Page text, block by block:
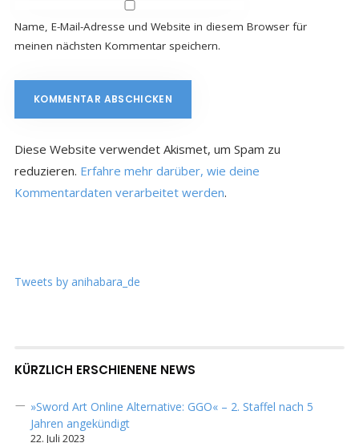
Name, E-Mail-Adresse und Website in diesem Browser für
meinen nächsten Kommentar speichern.
Diese Website verwendet Akismet, um Spam zu
reduzieren. Erfahre mehr darüber, wie deine
Kommentardaten verarbeitet werden.
Tweets by anihabara_de
KÜRZLICH ERSCHIENENE NEWS
»Sword Art Online Alternative: GGO« – 2. Staffel nach 5
Jahren angekündigt
22. Juli 2023